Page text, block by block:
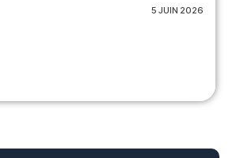
5 JUIN 2026